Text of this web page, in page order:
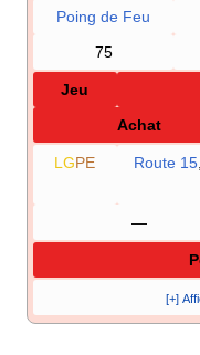
Poing de Feu
75
Jeu
Achat
LGPE Route 15
—
[+]